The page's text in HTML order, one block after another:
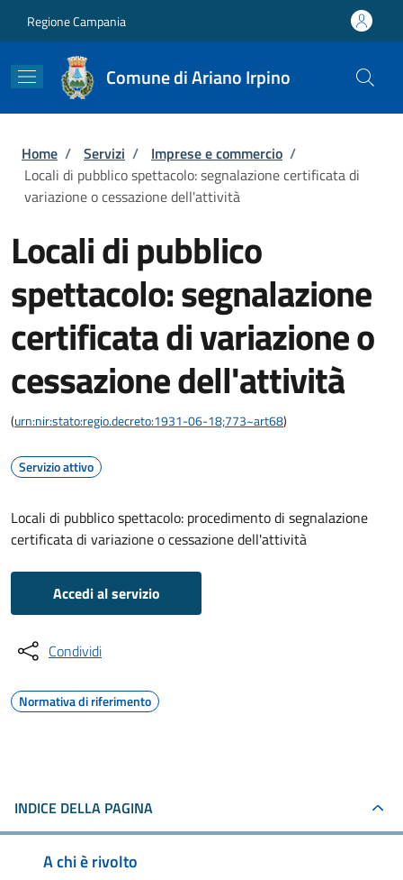
Regione Campania
Comune di Ariano Irpino
Briciole di pane
Home / Servizi / Imprese e commercio /
Locali di pubblico spettacolo: segnalazione certificata di
variazione o cessazione dell'attività
Locali di pubblico
spettacolo: segnalazione
certificata di variazione o
cessazione dell'attività
(urn:nir:stato:regio.decreto:1931-06-18;773~art68)
Servizio attivo
Locali di pubblico spettacolo: procedimento di segnalazione
certificata di variazione o cessazione dell'attività
Accedi al servizio
Condividi
Normativa di riferimento
INDICE DELLA PAGINA
A chi è rivolto